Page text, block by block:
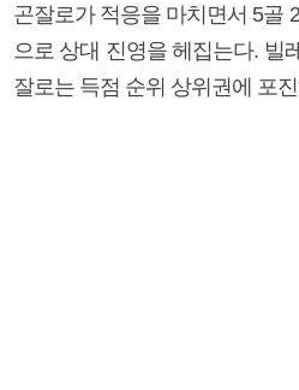
곤잘로가 적응을 마치면서 5골
으로 상대 진영을 헤집는다. 빌
잘로는 득점 순위 상위권에 포